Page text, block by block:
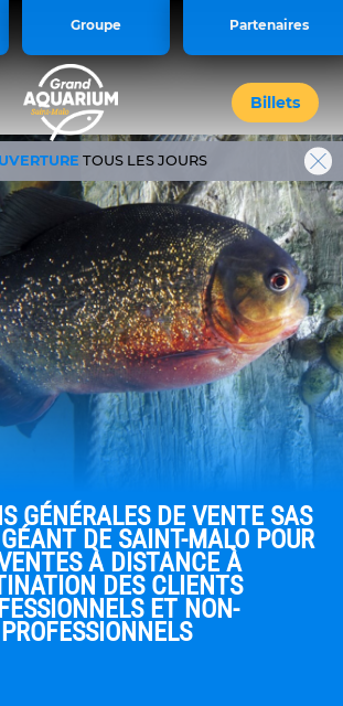
video { display: block
Groupe Partenaires
Billets
TOUS LES JOURS
GÉNÉRALES DE VENTE SAS
DE SAINT-MALO POUR
À DISTANCE À
DES CLIENTS
ET NON-
PROFESSIONNELS